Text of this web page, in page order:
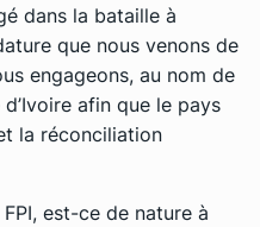
dans la bataille à
que nous venons de
engageons, au nom de
afin que le pays
la réconciliation
est-ce de nature à